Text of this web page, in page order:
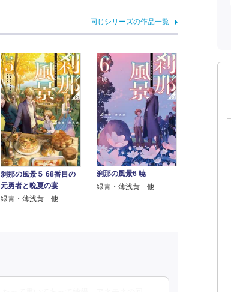
同じシリーズの作品一覧
刹那の風景５ 68番目の
元勇者と晩夏の宴
緑青・薄浅黄 他
刹那の風景6 暁
緑青・薄浅黄 他